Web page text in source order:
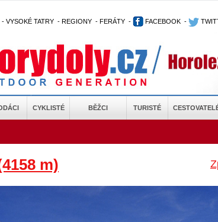
- VYSOKÉ TATRY - REGIONY - FERÁTY - FACEBOOK -
CYKLISTÉ BĚŽCI TURISTÉ
m)